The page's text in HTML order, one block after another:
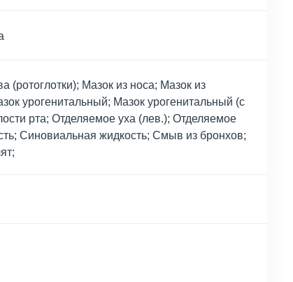
(ротоглотки); Мазок из носа; Мазок из
урогенитальный; Мазок урогенитальный (с
рта; Отделяемое уха (лев.); Отделяемое
Синовиальная жидкость; Смыв из бронхов;